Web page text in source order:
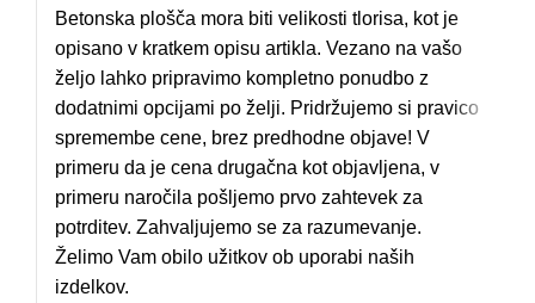
Betonska plošča mora biti velikosti tlorisa, kot je
opisano v kratkem opisu artikla. Vezano na vašo
željo lahko pripravimo kompletno ponudbo z
dodatnimi opcijami po želji. Pridržujemo si pravico
spremembe cene, brez predhodne objave! V
primeru da je cena drugačna kot objavljena, v
primeru naročila pošljemo prvo zahtevek za
potrditev. Zahvaljujemo se za razumevanje.
Želimo Vam obilo užitkov ob uporabi naših
izdelkov.